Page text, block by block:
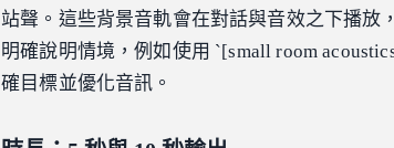
站聲。這些背景音軌會在對話與音效之下播放
明確說明情境，例如使用 `[small room
確目標並優化音訊。